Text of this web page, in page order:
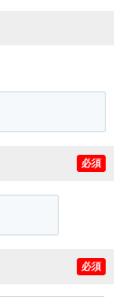
必須
必須